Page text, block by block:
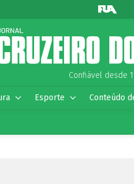
Confiável desde
Esporte Conteúdo